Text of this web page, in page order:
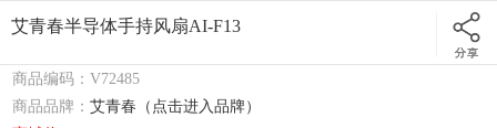
艾青春半导体手持风扇AI-F13
商品编码：V72485
商品品牌：艾青春（点击进入品牌）